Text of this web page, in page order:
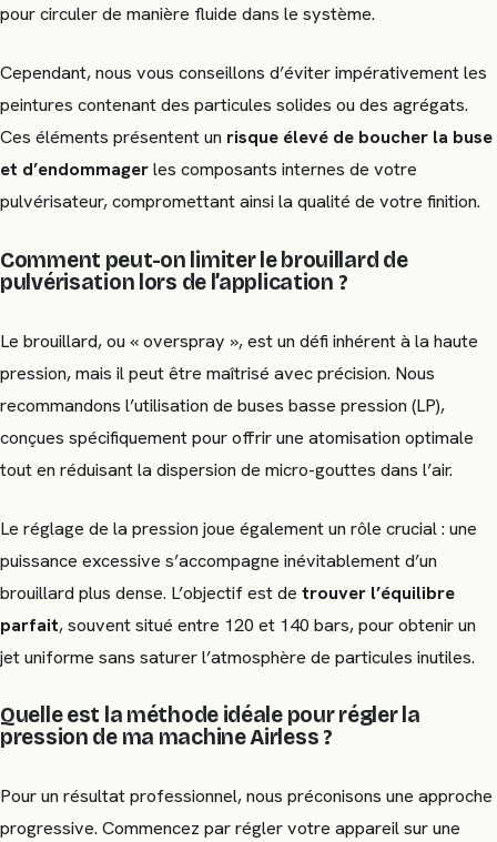
pour circuler de manière fluide dans le système.
Cependant, nous vous conseillons d’éviter impérativement les
peintures contenant des particules solides ou des agrégats.
Ces éléments présentent un risque élevé de boucher la buse
et d’endommagerles composants internes de votre
pulvérisateur, compromettant ainsi la qualité de votre finition.
Comment peut-on limiter le brouillard de
pulvérisation lors de l’application ?
Le brouillard, ou « overspray », est un défi inhérent à la haute
pression, mais il peut être maîtrisé avec précision. Nous
recommandons l’utilisation de buses basse pression (LP),
conçues spécifiquement pour offrir une atomisation optimale
tout en réduisant la dispersion de micro-gouttes dans l’air.
Le réglage de la pression joue également un rôle crucial : une
puissance excessive s’accompagne inévitablement d’un
brouillard plus dense. L’objectif est de trouver l’équilibre
parfait, souvent situé entre 120 et 140 bars, pour obtenir un
jet uniforme sans saturer l’atmosphère de particules inutiles.
Quelle est la méthode idéale pour régler la
pression de ma machine Airless ?
Pour un résultat professionnel, nous préconisons une approche
progressive. Commencez par régler votre appareil sur une